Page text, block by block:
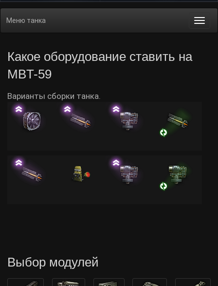
Меню танка
Какое оборудование ставить на
MBT-59
Варианты сборки танка.
Выбор модулей